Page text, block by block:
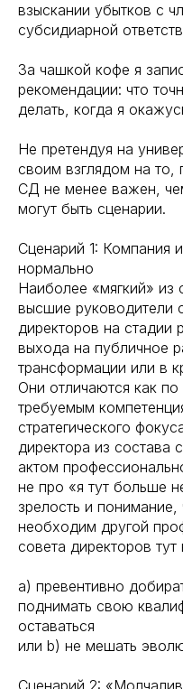
взыскании убытков с
субсидиарной
За чашкой кофе я
рекомендации: что
делать, когда я
Не претендуя на
своим взглядом на
СД не менее важен,
могут быть сценарии.
Сценарий 1: Компания
нормально
Наиболее «мягкий»
высшие руководители
директоров на стадии
выхода на публичное
трансформации или в
Они отличаются как
требуемым
стратегического
директора из состава
актом
не про «я тут больше
зрелость и понимание,
необходим другой
совета директоров
a) превентивно
поднимать свою
оставаться
или b) не мешать
Сценарий 2: